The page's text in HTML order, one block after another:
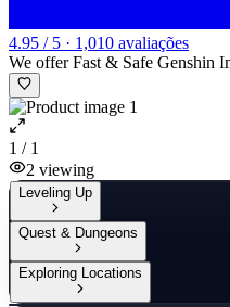
4.95 / 5 · 1,010 avaliações
We offer Fast & Safe Genshin
1 / 1
2 viewing
Leveling Up
Quest & Dungeons
Exploring Locations